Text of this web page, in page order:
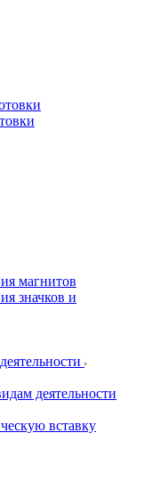
магнитов
значков и
деятельности
вставку